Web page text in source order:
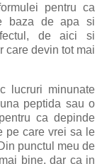
pentru ca
baza de apa si
de aici si
care devin tot mai
lucruri minunate
peptida sau o
ca depinde
pe care vrei sa le
punctul meu de
bine, dar ca in